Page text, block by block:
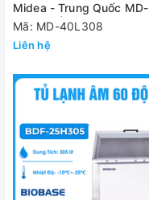
Midea - Trung Quốc MD-
40L308 | 308 Lít
Mã: MD-40L308
Liên hệ